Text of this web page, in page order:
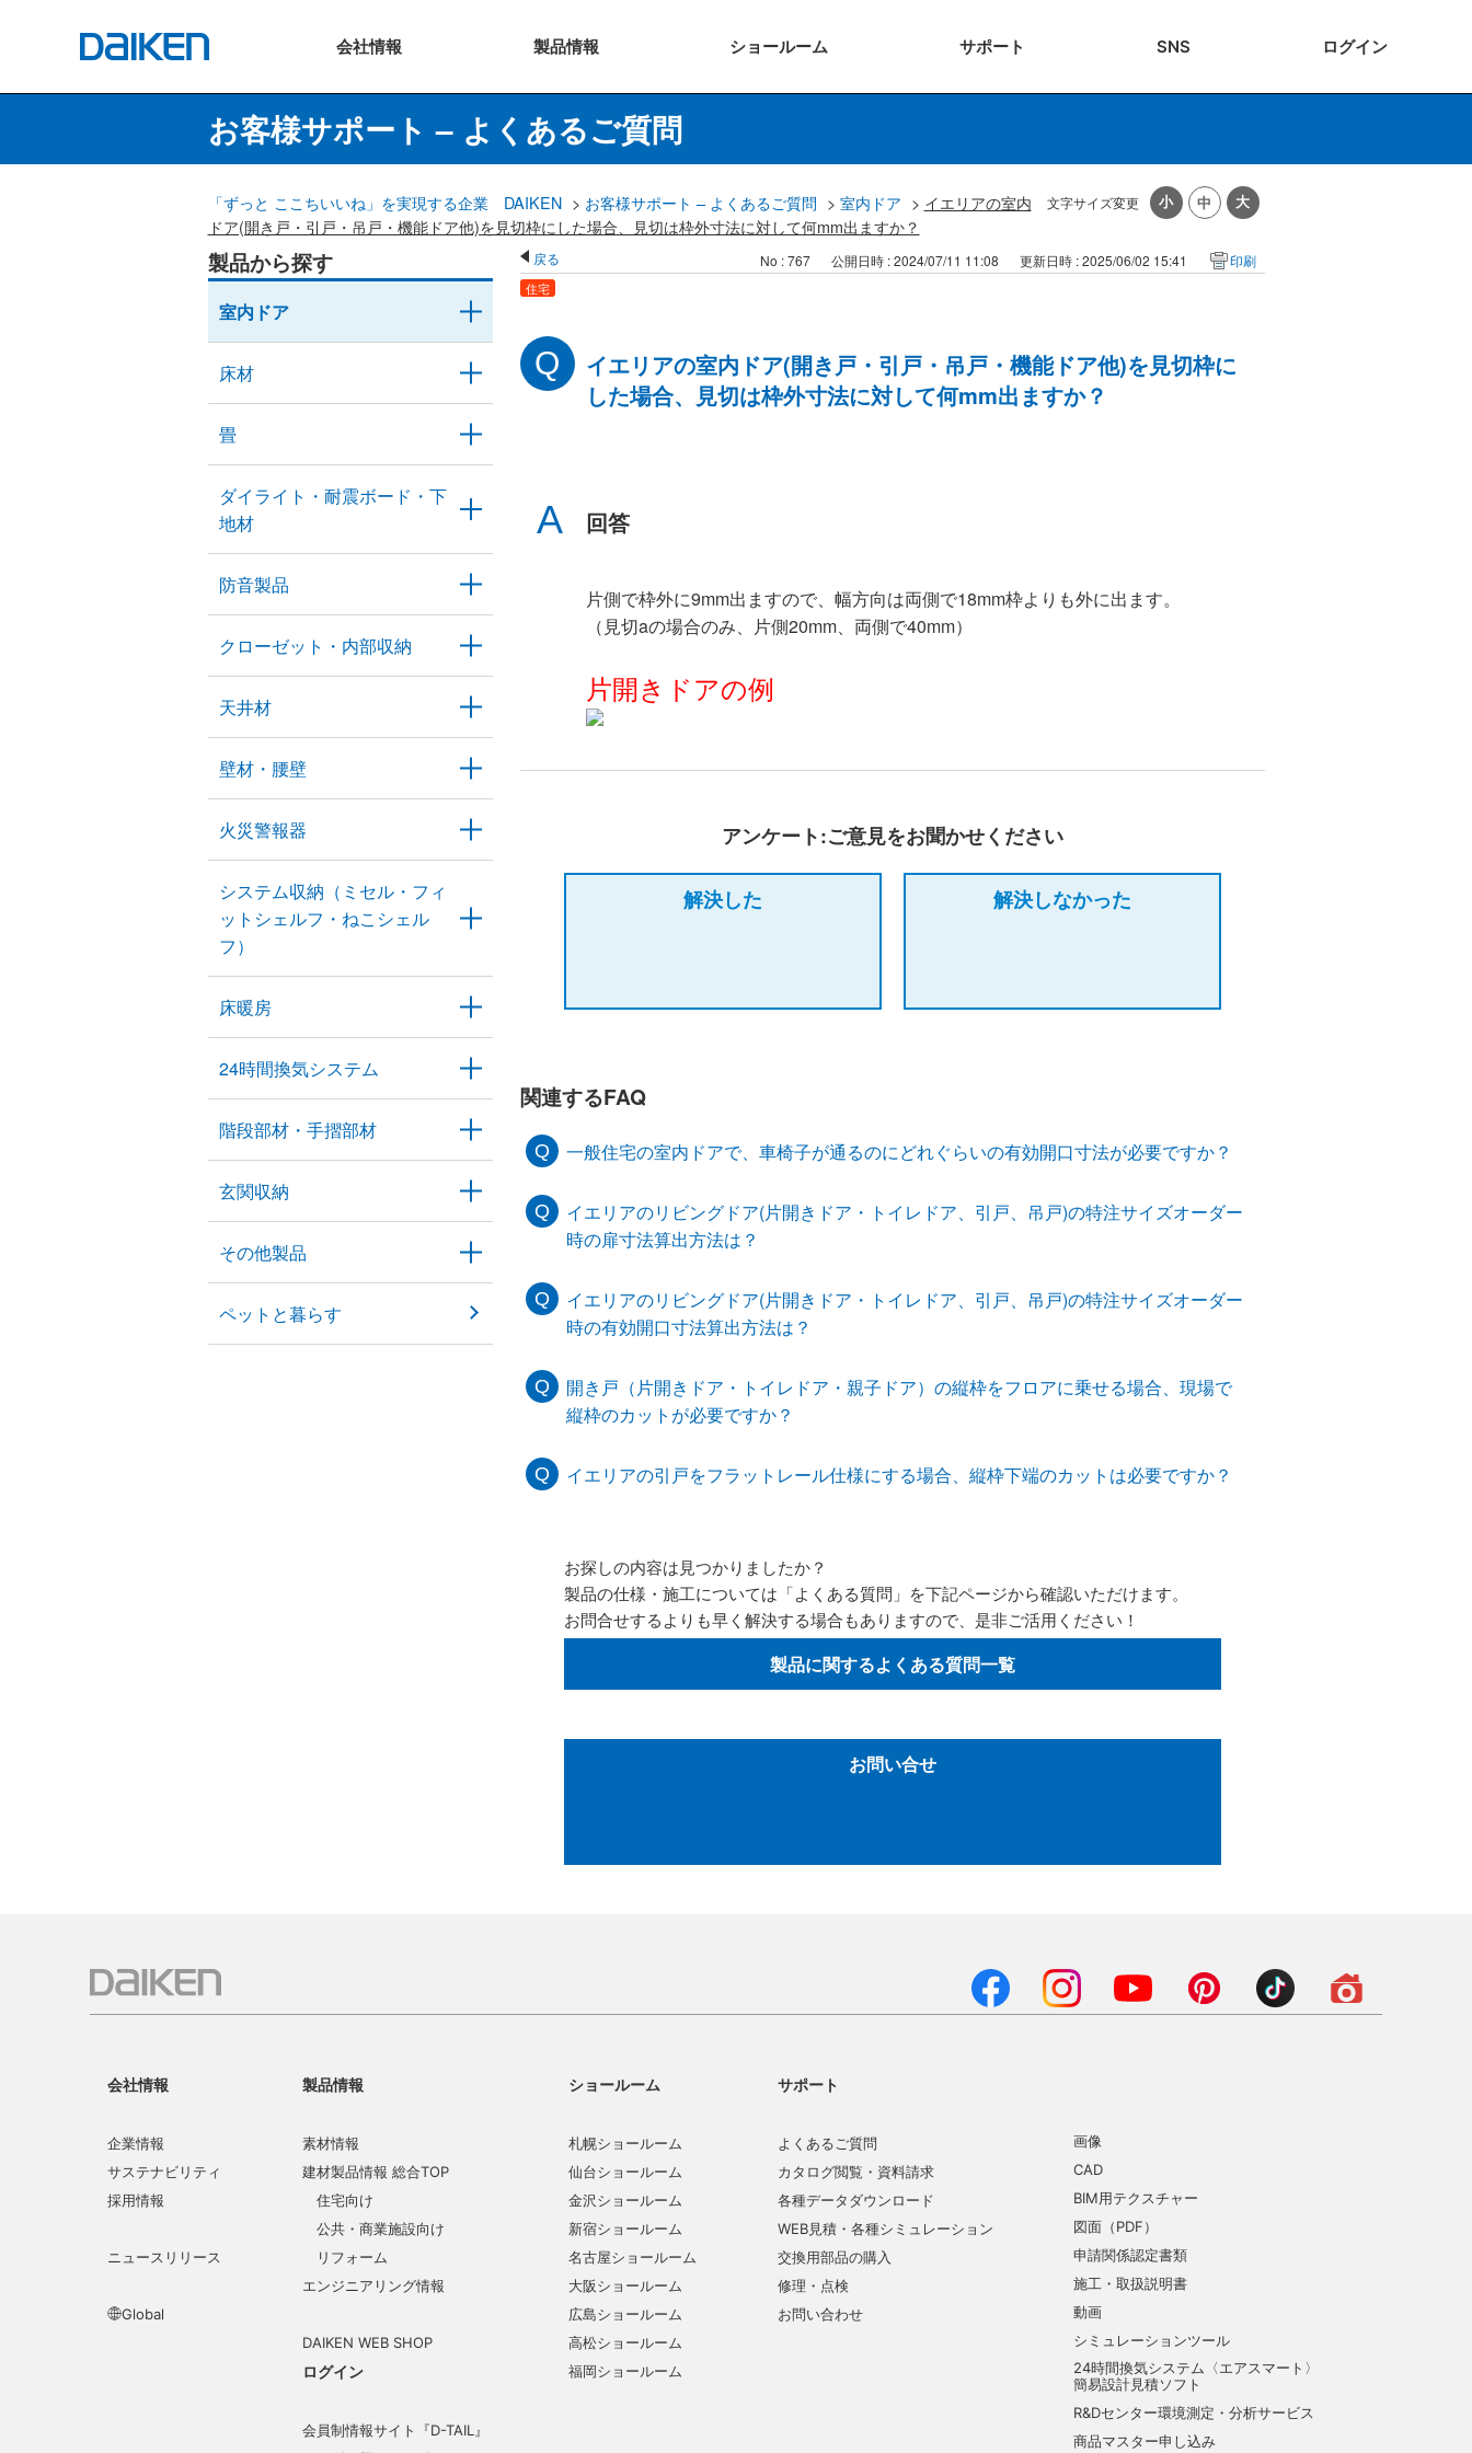
会社情報 製品情報 ショールーム サポート SNS ログイン
お客様サポート – よくあるご質問
文字サイズ変更
「ずっと ここちいいね」を実現する企業 DAIKEN > お客様サポート – よくあるご質問 > 室内ドア > イエリアの室内
ドア(開き戸・引戸・吊戸・機能ドア他)を見切枠にした場合、見切は枠外寸法に対して何mm出ますか？
製品から探す
室内ドア
床材
畳
ダイライト・耐震ボード・下
地材
防音製品
クローゼット・内部収納
天井材
壁材・腰壁
火災警報器
システム収納（ミセル・フィ
ットシェルフ・ねこシェル
フ）
床暖房
24時間換気システム
階段部材・手摺部材
玄関収納
その他製品
ペットと暮らす
戻る No : 767 公開日時 : 2024/07/11 11:08 更新日時 : 2025/06/02 15:41 印刷
住宅
イエリアの室内ドア(開き戸・引戸・吊戸・機能ドア他)を見切枠に
した場合、見切は枠外寸法に対して何mm出ますか？
回答
片側で枠外に9mm出ますので、幅方向は両側で18mm枠よりも外に出ます。
（見切aの場合のみ、片側20mm、両側で40mm）
片開きドアの例
アンケート:ご意見をお聞かせください
解決した 解決しなかった
関連するFAQ
一般住宅の室内ドアで、車椅子が通るのにどれぐらいの有効開口寸法が必要ですか？
イエリアのリビングドア(片開きドア・トイレドア、引戸、吊戸)の特注サイズオーダー
時の扉寸法算出方法は？
イエリアのリビングドア(片開きドア・トイレドア、引戸、吊戸)の特注サイズオーダー
時の有効開口寸法算出方法は？
開き戸（片開きドア・トイレドア・親子ドア）の縦枠をフロアに乗せる場合、現場で
縦枠のカットが必要ですか？
イエリアの引戸をフラットレール仕様にする場合、縦枠下端のカットは必要ですか？
お探しの内容は見つかりましたか？
製品の仕様・施工については「よくある質問」を下記ページから確認いただけます。
お問合せするよりも早く解決する場合もありますので、是非ご活用ください！
製品に関するよくある質問一覧
お問い合せ
会社情報
企業情報
サステナビリティ
採用情報
ニュースリリース
Global
製品情報
素材情報
建材製品情報 総合TOP
住宅向け
公共・商業施設向け
リフォーム
エンジニアリング情報
DAIKEN WEB SHOP
ログイン
会員制情報サイト『D-TAIL』
ショールーム
札幌ショールーム
仙台ショールーム
金沢ショールーム
新宿ショールーム
名古屋ショールーム
大阪ショールーム
広島ショールーム
高松ショールーム
福岡ショールーム
サポート
よくあるご質問
カタログ閲覧・資料請求
各種データダウンロード
WEB見積・各種シミュレーション
交換用部品の購入
修理・点検
お問い合わせ
画像
CAD
BIM用テクスチャー
図面（PDF）
申請関係認定書類
施工・取扱説明書
動画
シミュレーションツール
24時間換気システム〈エアスマート〉
簡易設計見積ソフト
R&Dセンター環境測定・分析サービス
商品マスター申し込み